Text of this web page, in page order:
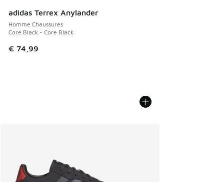
adidas Terrex Anylander
Homme Chaussures
Core Black - Core Black
€ 74,99